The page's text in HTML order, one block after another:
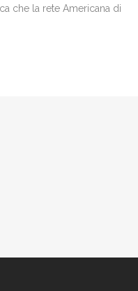
che la rete Americana di